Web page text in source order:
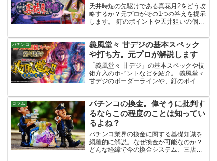
天井時短の先駆けである真花月2をどう攻
略するか？元プロがその1つの答えを提示
します。 釘のポイントや天井狙いの個人
に活かすかなど。 真花月2で勝つための
ポイントをしっかりと押さえました。
パチンコ
義風堂々 甘デジの基本スペック
や打ち方。元プロが解説します
「義風堂々 甘デジ」の基本スペックや技
術介入のポイントなどを紹介。 義風堂々
甘デジのボーダーラインや、釘のポイン
コラム
パチンコの換金。偉そうに批判す
るならこの程度のことは知ってい
るよね？
パチンコ業界の換金に関する基礎知識を
網羅的に解説。なぜ換金が可能なのか？
どんな経緯で今の換金システム、三店方